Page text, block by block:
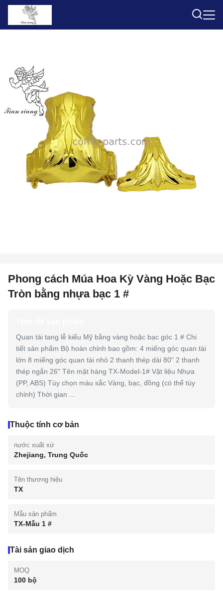
Phong cách Múa Hoa Kỳ Vàng Hoặc Bạc
Tròn bằng nhựa bạc 1 #
Quan tài tang lễ kiểu Mỹ bằng vàng hoặc bạc góc 1 # Chi
tiết sản phẩm Bộ hoàn chỉnh bao gồm: 4 miếng góc quan tài
lớn 8 miếng góc quan tài nhỏ 2 thanh thép dài 80" 2 thanh
thép ngắn 26" Tên mặt hàng TX-Model-1# Vật liệu Nhựa
(PP, ABS) Tùy chọn màu sắc Vàng, bạc, đồng (có thể tùy
chỉnh) Thời gian ...
Thuộc tính cơ bản
nước xuất xứ
Zhejiang, Trung Quốc
Tên thương hiệu
TX
Mẫu sản phẩm
TX-Mẫu 1 #
Tài sản giao dịch
MOQ
100 bộ